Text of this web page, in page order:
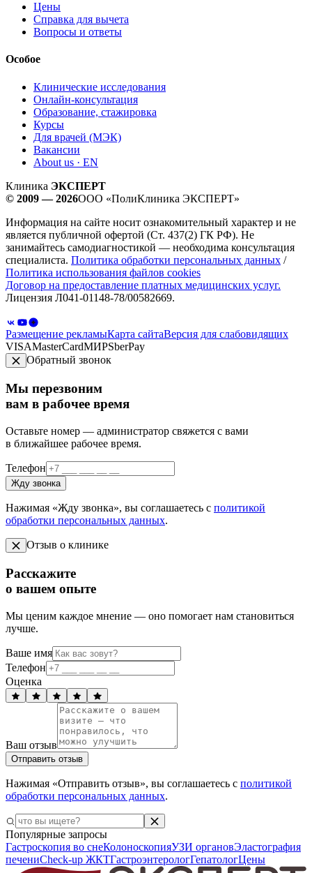
Цены
Справка для вычета
Вопросы и ответы
Особое
Клинические исследования
Онлайн-консультация
Образование, стажировка
Курсы
Для врачей (МЭК)
Вакансии
About us · EN
Клиника ЭКСПЕРТ
© 2009 — 2026ООО «ПолиКлиника ЭКСПЕРТ»
Информация на сайте носит ознакомительный характер и не
является публичной офертой (Ст. 437(2) ГК РФ). Не
занимайтесь самодиагностикой — необходима консультация
специалиста. Политика обработки персональных данных /
Политика использования файлов cookies
Договор на предоставление платных медицинских услуг.
Лицензия Л041-01148-78/00582669.
Размещение рекламыКарта сайтаВерсия для слабовидящих
VISAMasterCardМИРSberPay
Обратный звонок
Мы перезвоним
вам в рабочее время
Оставьте номер — администратор свяжется с вами
в ближайшее рабочее время.
Телефон
Жду звонка
Нажимая «Жду звонка», вы соглашаетесь с политикой
обработки персональных данных.
Отзыв о клинике
Расскажите
о вашем опыте
Мы ценим каждое мнение — оно помогает нам становиться
лучше.
Ваше имя
Телефон
Оценка
Ваш отзыв
Отправить отзыв
Нажимая «Отправить отзыв», вы соглашаетесь с политикой
обработки персональных данных.
Популярные запросы
Гастроскопия во снеКолоноскопияУЗИ органовЭластография
печениCheck-up ЖКТГастроэнтерологГепатологЦены